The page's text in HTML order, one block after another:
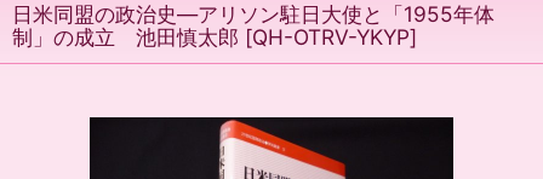
日米同盟の政治史―アリソン駐日大使と「1955年体
制」の成立 池田慎太郎 [QH-OTRV-YKYP]